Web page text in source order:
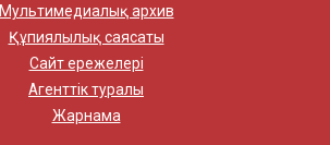
Мультимедиалық архив
Құпиялылық саясаты
Сайт ережелері
Агенттік туралы
Жарнама